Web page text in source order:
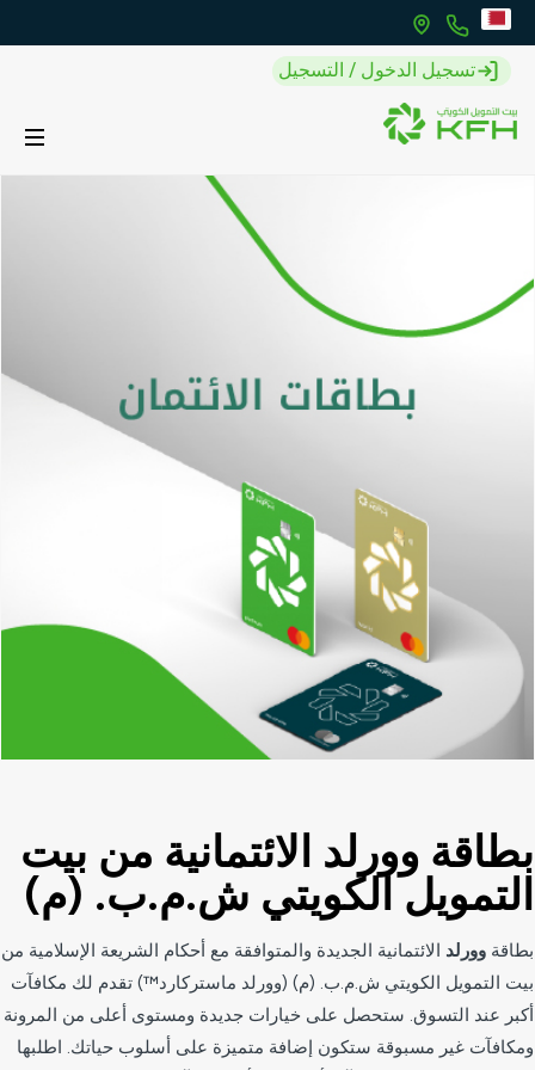
تسجيل الدخول / التسجيل
بطاقة وورلد الائتمانية من بيت
التمويل الكويتي ش.م.ب. (م)
بطاقة وورلد الائتمانية الجديدة والمتوافقة مع أحكام الشريعة الإسلامية من
بيت التمويل الكويتي ش.م.ب. (م) (وورلد ماستركارد™) تقدم لك مكافآت
أكبر عند التسوق. ستحصل على خيارات جديدة ومستوى أعلى من المرونة
ومكافآت غير مسبوقة ستكون إضافة متميزة على أسلوب حياتك. اطلبها